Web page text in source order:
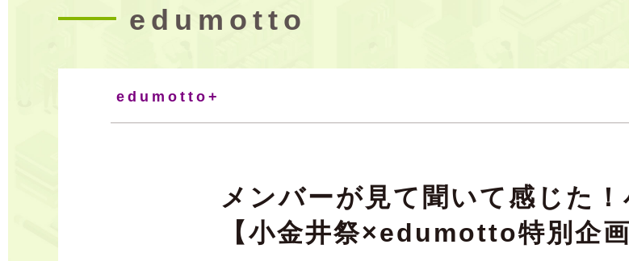
edumotto
edumotto+
メンバーが見て聞いて感じた
【小金井祭×edumotto特別企